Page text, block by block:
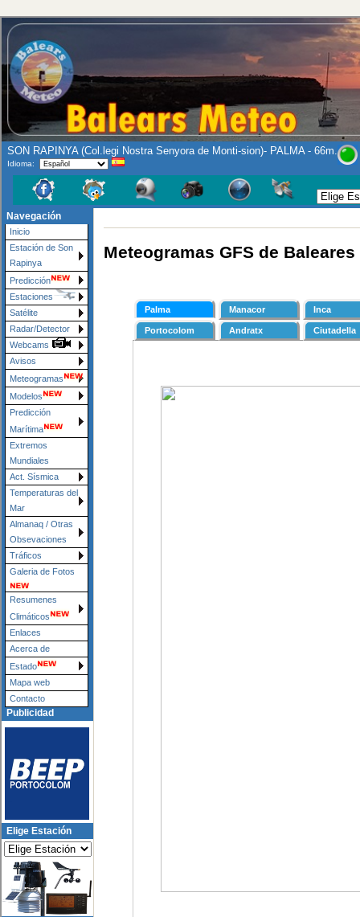
SON RAPINYA (Col.legi Nostra Senyora de Monti-sion)- PALMA - 66m.
Idioma:
Navegación
Inicio
Estación de Son
Rapinya
Predicción
Estaciones
Satélite
Radar/Detector
Webcams
Avisos
Meteogramas
Modelos
Predicción
Marítima
Extremos
Mundiales
Act. Sísmica
Temperaturas del
Mar
Almanaq / Otras
Obsevaciones
Tráficos
Galeria de Fotos
Resumenes
Climáticos
Enlaces
Acerca de
Estado
Mapa web
Contacto
Publicidad
Elige Estación
Meteogramas GFS de Baleares